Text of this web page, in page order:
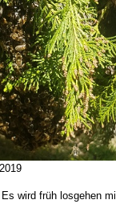
wird früh losgehen